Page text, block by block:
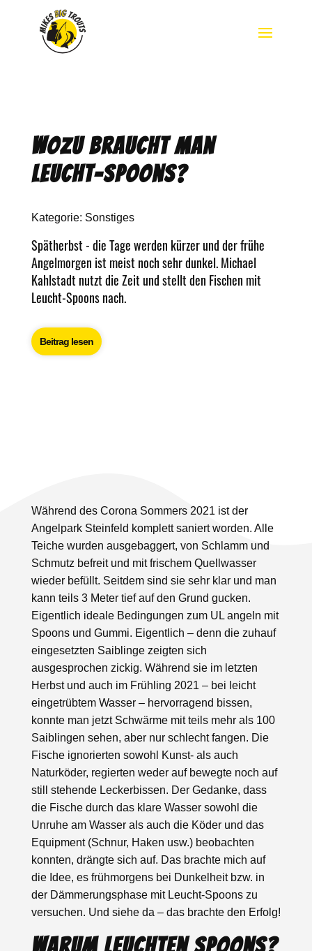
Wozu braucht man
Leucht-Spoons?
Kategorie: Sonstiges
Spätherbst - die Tage werden kürzer und der frühe
Angelmorgen ist meist noch sehr dunkel. Michael
Kahlstadt nutzt die Zeit und stellt den Fischen mit
Leucht-Spoons nach.
Beitrag lesen
Während des Corona Sommers 2021 ist der
Angelpark Steinfeld komplett saniert worden. Alle
Teiche wurden ausgebaggert, von Schlamm und
Schmutz befreit und mit frischem Quellwasser
wieder befüllt. Seitdem sind sie sehr klar und man
kann teils 3 Meter tief auf den Grund gucken.
Eigentlich ideale Bedingungen zum UL angeln mit
Spoons und Gummi. Eigentlich – denn die zuhauf
eingesetzten Saiblinge zeigten sich
ausgesprochen zickig. Während sie im letzten
Herbst und auch im Frühling 2021 – bei leicht
eingetrübtem Wasser – hervorragend bissen,
konnte man jetzt Schwärme mit teils mehr als 100
Saiblingen sehen, aber nur schlecht fangen. Die
Fische ignorierten sowohl Kunst- als auch
Naturköder, regierten weder auf bewegte noch auf
still stehende Leckerbissen. Der Gedanke, dass
die Fische durch das klare Wasser sowohl die
Unruhe am Wasser als auch die Köder und das
Equipment (Schnur, Haken usw.) beobachten
konnten, drängte sich auf. Das brachte mich auf
die Idee, es frühmorgens bei Dunkelheit bzw. in
der Dämmerungsphase mit Leucht-Spoons zu
versuchen. Und siehe da – das brachte den Erfolg!